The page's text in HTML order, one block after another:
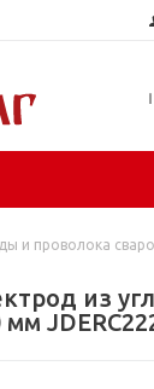
и проволока
из
мм